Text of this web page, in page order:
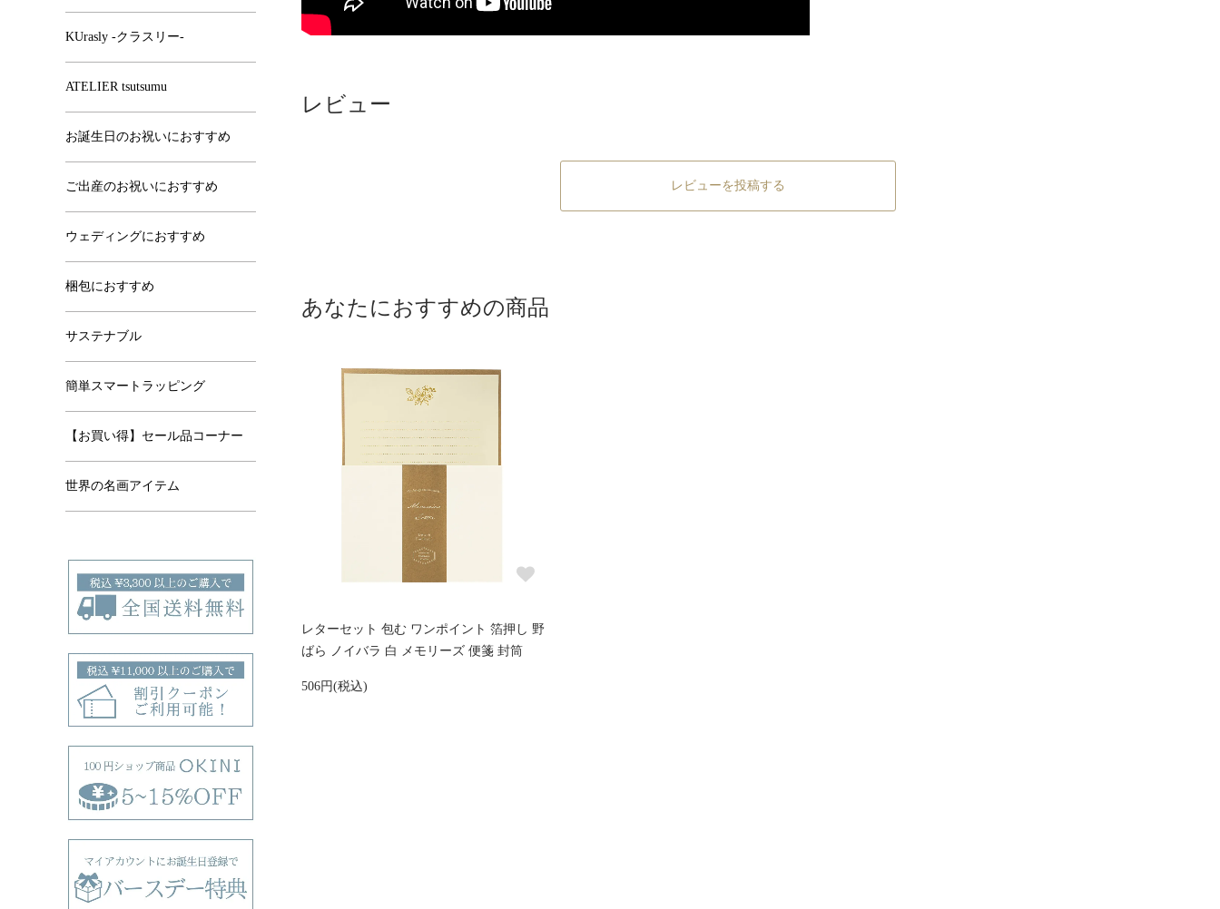
レビュー
レビューを投稿する
あなたにおすすめの商品
レターセット 包む ワンポイント 箔押し 野
ばら ノイバラ 白 メモリーズ 便箋 封筒
506円(税込)
KUrasly -クラスリー-
ATELIER tsutsumu
お誕生日のお祝いにおすすめ
ご出産のお祝いにおすすめ
ウェディングにおすすめ
梱包におすすめ
サステナブル
簡単スマートラッピング
【お買い得】セール品コーナー
世界の名画アイテム